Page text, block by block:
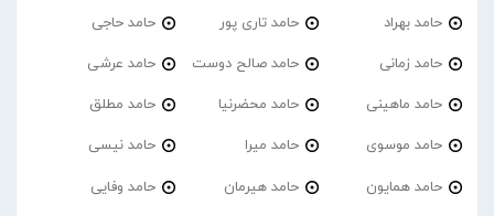
حامد بهراد حامد تاری پور حامد حاجی
حامد زمانی حامد صالح دوست حامد عرشی
حامد ماهینی حامد محضرنیا حامد مطلق
حامد موسوی حامد میرا حامد نیسی
حامد همایون حامد هیرمان حامد وفایی